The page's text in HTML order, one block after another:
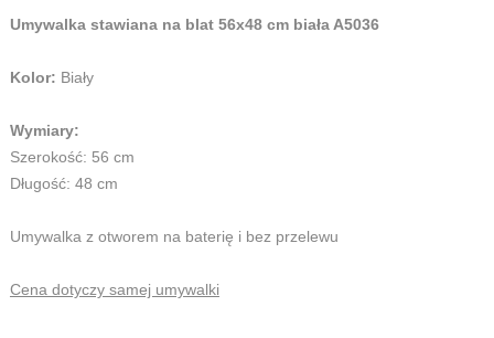
Umywalka stawiana na blat 56x48 cm biała A5036
Kolor: Biały
Wymiary:
Szerokość: 56 cm
Długość: 48 cm
Umywalka z otworem na baterię i bez przelewu
Cena dotyczy samej umywalki